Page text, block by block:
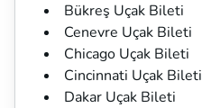
Bükreş Uçak Bileti
Cenevre Uçak Bileti
Chicago Uçak Bileti
Cincinnati Uçak Bileti
Dakar Uçak Bileti